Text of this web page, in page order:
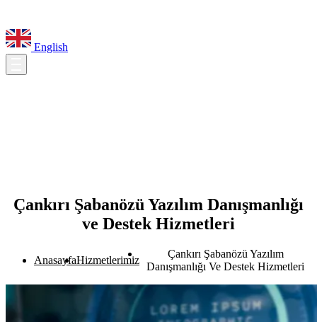
English
Çankırı Şabanözü Yazılım Danışmanlığı
ve Destek Hizmetleri
AnasayfaHizmetlerimiz
Çankırı Şabanözü Yazılım
Danışmanlığı Ve Destek Hizmetleri